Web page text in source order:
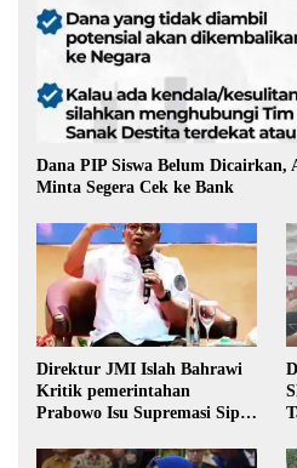
Dana PIP Siswa Belum Dicairkan,
Minta Segera Cek ke Bank
Direktur JMI Islah Bahrawi
Kritik pemerintahan
Prabowo Isu Supremasi Sipil,
Pilkada oleh DPRD